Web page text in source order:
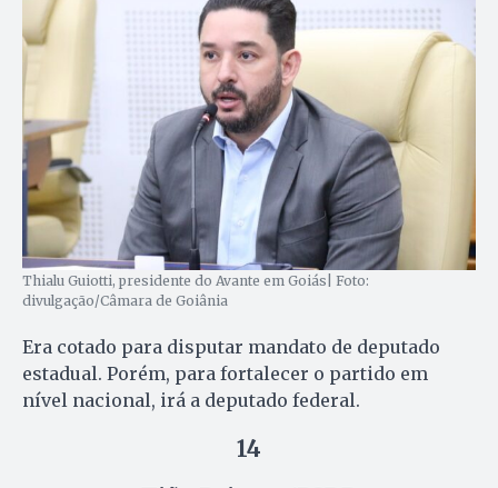
Thialu Guiotti, presidente do Avante em Goiás| Foto:
divulgação/Câmara de Goiânia
Era cotado para disputar mandato de deputado
estadual. Porém, para fortalecer o partido em
nível nacional, irá a deputado federal.
14